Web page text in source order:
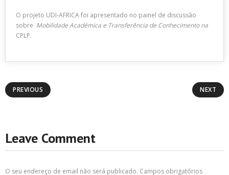
O projeto UDI-AFRICA foi apresentado no painel de discussão
sobre Mobilidade Académica e Transferência de Conhecimento na
CPLP.
PREVIOUS NEXT
Leave Comment
O seu endereço de email não será publicado. Campos obrigatórios